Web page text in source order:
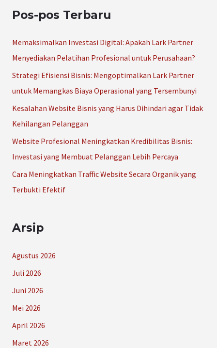
i
:
Pos-pos Terbaru
Memaksimalkan Investasi Digital: Apakah Lark Partner
Menyediakan Pelatihan Profesional untuk Perusahaan?
Strategi Efisiensi Bisnis: Mengoptimalkan Lark Partner
untuk Memangkas Biaya Operasional yang Tersembunyi
Kesalahan Website Bisnis yang Harus Dihindari agar Tidak
Kehilangan Pelanggan
Website Profesional Meningkatkan Kredibilitas Bisnis:
Investasi yang Membuat Pelanggan Lebih Percaya
Cara Meningkatkan Traffic Website Secara Organik yang
Terbukti Efektif
Arsip
Agustus 2026
Juli 2026
Juni 2026
Mei 2026
April 2026
Maret 2026